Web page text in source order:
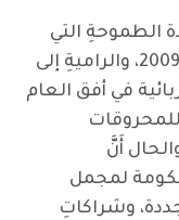
الطموحةِ التي
أطلقتها الدولة المغربية منذ العام 2009، والراميةِ إلى
في أفق العام
للمحروقات
أَنَّ
لمجمل
وشراكاتِ